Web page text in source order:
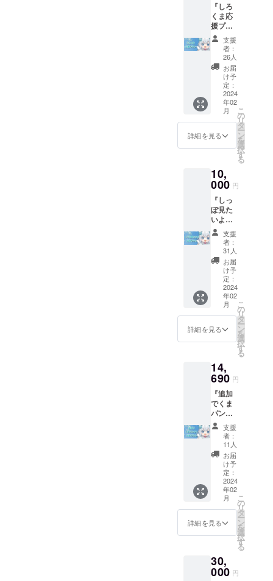
みなさんと
いっしょに
VTuberたち
を応援しつ
輝ける機会
を提供して
いきたいと
考えていま
す。
『しろ
くま応
援プラ
ン』 ・
3Dお礼
ムー
ビー ・
一言ボ
イス（3
種） ・
描きお
ろしSD
アクリ
ルキー
ホル
ダー ・
動画へ
のお名
前掲載
※備考欄
にお名
前の記
入をお
願いし
ます。
支援
者：
26人
お届
け予
定：
2024
年02
月
詳細を見る
こ
の
リ
タ
ー
ン
を
選
択
す
る
10,
000 円
『しっ
ぽ見た
いよ応
援プラ
ン』 ・
3Dお礼
ムー
ビー ・
一言ボ
イス（3
種） ・
描きお
ろしSD
アクリ
ルキー
ホル
3D記念
動画へ
のお名
前掲載
※備考欄
にお名
前の記
入をお
願いし
ます。
筆サイ
ンとお
名前入
りチェ
キ ★シ
チュ
（3種）
支援
者：
31人
お届
け予
定：
2024
年02
月
詳細を見る
こ
の
リ
タ
ー
ン
を
選
択
す
る
14,
690 円
『追加
でくま
パン
チ！応
援プラ
ン』 ・
ありが
とうボ
イス ・
直筆サ
インと
お名前
入り
チェキ
支援
者：
11人
お届
け予
定：
2024
年02
月
詳細を見る
こ
の
リ
タ
ー
ン
を
選
択
す
る
30,
000 円